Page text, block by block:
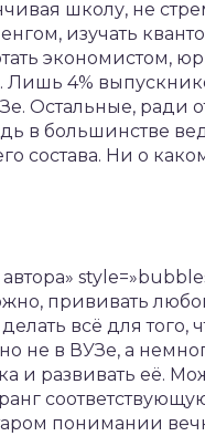
школу, не
изучать
экономистом,
4%
Остальные, ради
в большинстве
состава. Ни о
прививать
всё для
не в ВУЗе, а
и развивать её.
понимании